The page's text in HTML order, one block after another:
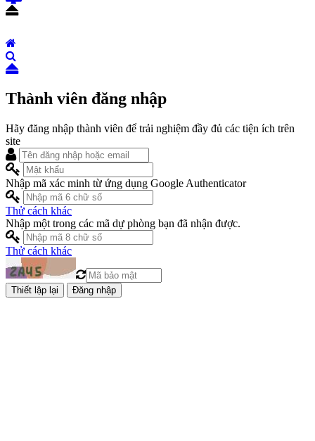
Thành viên đăng nhập
Hãy đăng nhập thành viên để trải nghiệm đầy đủ các tiện ích trên
site
Nhập mã xác minh từ ứng dụng Google Authenticator
Thử cách khác
Nhập một trong các mã dự phòng bạn đã nhận được.
Thử cách khác
Đăng nhập